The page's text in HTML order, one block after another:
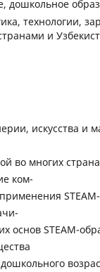
дошкольное
технологии,
и
искусства и
во многих
ком-
основ STEAM-